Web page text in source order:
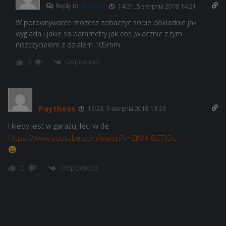
Reply to Teravius 14:21, 5 sierpnia 2018 14:21
W porownywarce mozesz zobaczyc sobie dokladnie jak
wyglada i jakie sa parametry jak cos ,wlacznie z tym
niszczycielem z dzialem 105mm
0 Odpowiedz
Paythoss 13:23, 5 sierpnia 2018 13:23
I kiedy jest w garażu, leci w tle
https://www.youtube.com/watch?v=ZKVjH6C7jOc
0 Odpowiedz